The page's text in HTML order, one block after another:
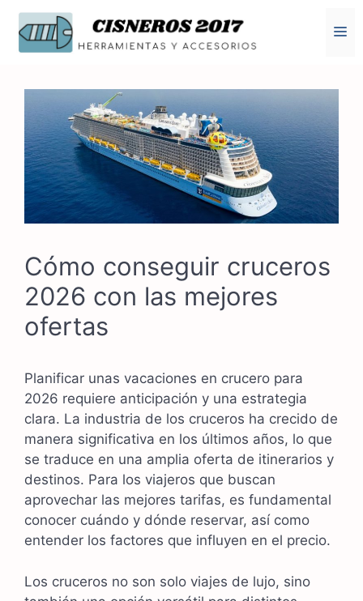
Saltar
contenido
Cómo conseguir cruceros
2026 con las mejores
ofertas
Planificar unas vacaciones en crucero para
2026 requiere anticipación y una estrategia
clara. La industria de los cruceros ha crecido de
manera significativa en los últimos años, lo que
se traduce en una amplia oferta de itinerarios y
destinos. Para los viajeros que buscan
aprovechar las mejores tarifas, es fundamental
conocer cuándo y dónde reservar, así como
entender los factores que influyen en el precio.
Los cruceros no son solo viajes de lujo, sino